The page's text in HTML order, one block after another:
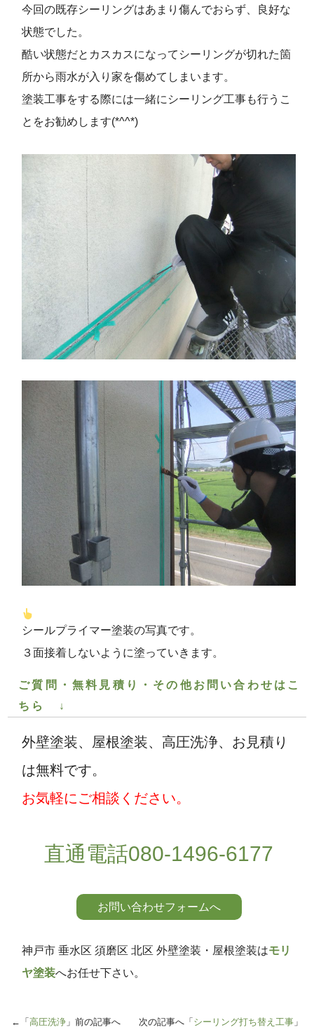
今回の既存シーリングはあまり傷んでおらず、良好な
状態でした。
酷い状態だとカスカスになってシーリングが切れた箇
所から雨水が入り家を傷めてしまいます。
塗装工事をする際には一緒にシーリング工事も行うこ
とをお勧めします(*^^*)
シールプライマー塗装の写真です。
３面接着しないように塗っていきます。
ご質問・無料見積り・その他お問い合わせはこ
ちら ↓
外壁塗装、屋根塗装、高圧洗浄、お見積り
は無料です。
お気軽にご相談ください。
直通電話080-1496-6177
お問い合わせフォームへ
神戸市 垂水区 須磨区 北区 外壁塗装・屋根塗装はモリ
ヤ塗装へお任せ下さい。
←「 高圧洗浄 」前の記事へ 次の記事へ「 シーリング打ち替え工事 」